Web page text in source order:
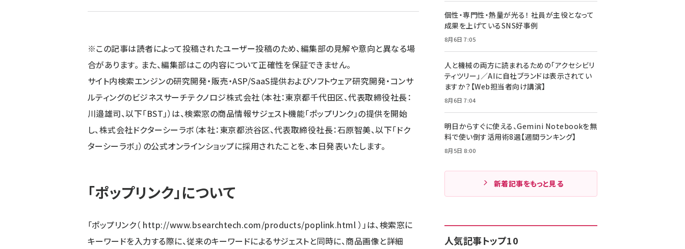
※この記事は読者によって投稿されたユーザー投稿のため、編集部の見解や意向と異なる場
合があります。 また、編集部はこの内容について正確性を保証できません。
サイト内検索エンジンの研究開発・販売・ASP/SaaS提供およびソフトウェア研究開発・コンサ
ルティングのビジネスサーチテクノロジ株式会社（本社：東京都千代田区、代表取締役社長：
川邉雄司、以下「BST」）は、検索窓の商品情報サジェスト機能「ポップリンク」の提供を開始
し、株式会社ドクターシーラボ（本社：東京都渋谷区、代表取締役社長：石原智美、以下「ドク
ターシーラボ」）の公式オンラインショップに採用されたことを、本日発表いたします。
「ポップリンク」について
「ポップリンク（ http://www.bsearchtech.com/products/poplink.html ）」は、検索窓に
キーワードを入力する際に、従来のキーワードによるサジェストと同時に、商品画像と詳細
個性・専門性・熱量が光る！ 社員が主役となって
成果を上げているSNS好事例
8月6日 7:05
人と機械の両方に読まれるための「アクセシビリ
ティツリー」／AIに自社ブランドは表示されてい
ますか？【Web担当者向け講演】
8月6日 7:04
明日からすぐに使える、Gemini Notebookを無
料で使い倒す活用術8選【週間ランキング】
8月5日 8:00
新着記事をもっと見る
人気記事トップ10